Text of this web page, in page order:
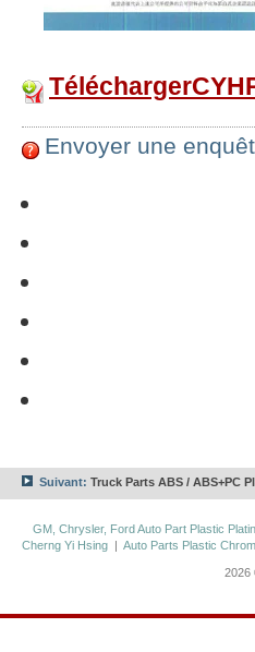
Envoyer une
Suivant: Truck Parts ABS / ABS+PC
GM, Chrysler, Ford Auto Part Plastic
Cherng Yi Hsing |Auto Parts Plastic
2026